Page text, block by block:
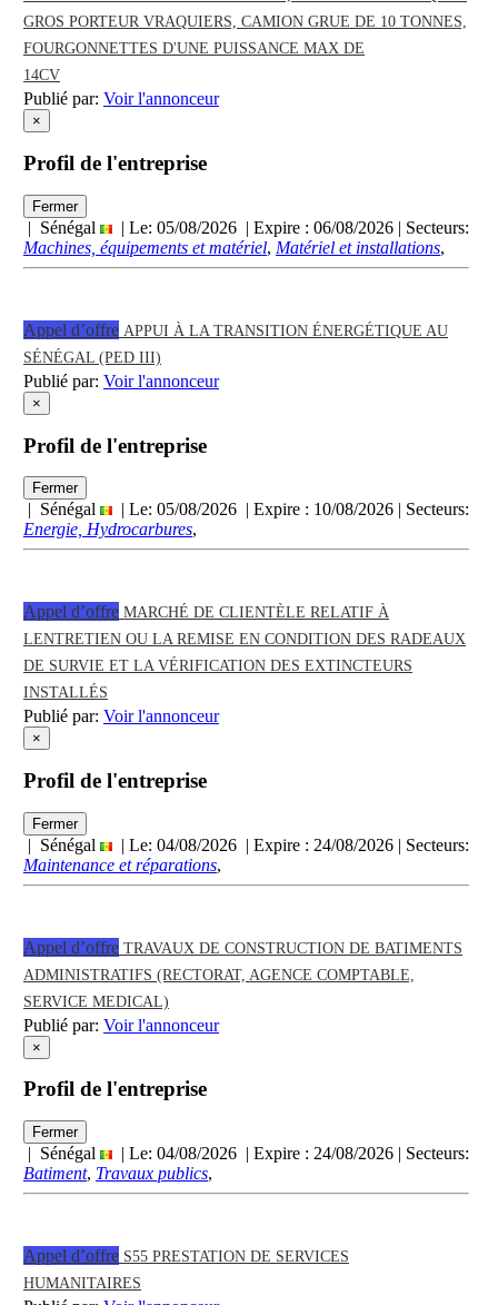
GROS PORTEUR VRAQUIERS, CAMION GRUE DE 10 TONNES,
FOURGONNETTES D'UNE PUISSANCE MAX DE
14CV
Publié par: Voir l'annonceur
×
Profil de l'entreprise
Fermer
| Sénégal | Le: 05/08/2026 | Expire : 06/08/2026 | Secteurs:
Machines, équipements et matériel, Matériel et installations,
Appel d’offre APPUI À LA TRANSITION ÉNERGÉTIQUE AU
SÉNÉGAL (PED III)
Publié par: Voir l'annonceur
×
Profil de l'entreprise
Fermer
| Sénégal | Le: 05/08/2026 | Expire : 10/08/2026 | Secteurs:
Energie, Hydrocarbures,
Appel d’offre MARCHÉ DE CLIENTÈLE RELATIF À
LENTRETIEN OU LA REMISE EN CONDITION DES RADEAUX
DE SURVIE ET LA VÉRIFICATION DES EXTINCTEURS
INSTALLÉS
Publié par: Voir l'annonceur
×
Profil de l'entreprise
Fermer
| Sénégal | Le: 04/08/2026 | Expire : 24/08/2026 | Secteurs:
Maintenance et réparations,
Appel d’offre TRAVAUX DE CONSTRUCTION DE BATIMENTS
ADMINISTRATIFS (RECTORAT, AGENCE COMPTABLE,
SERVICE MEDICAL)
Publié par: Voir l'annonceur
×
Profil de l'entreprise
Fermer
| Sénégal | Le: 04/08/2026 | Expire : 24/08/2026 | Secteurs:
Batiment, Travaux publics,
Appel d’offre S55 PRESTATION DE SERVICES
HUMANITAIRES